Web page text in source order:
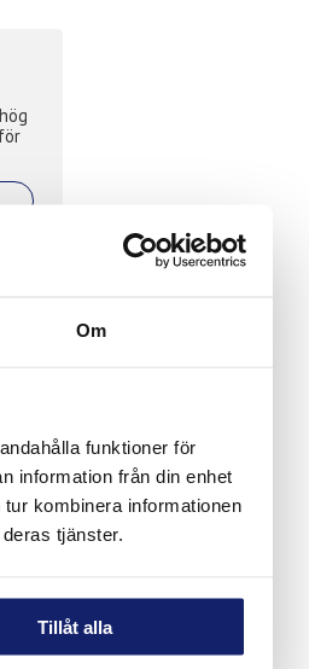
Om
funktioner för
information från din enhet
kombinera informationen
tjänster.
Tillåt alla
av